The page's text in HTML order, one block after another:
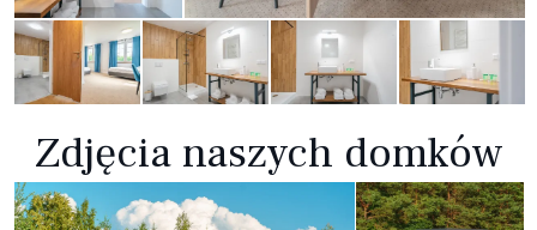
Zdjęcia naszych domków